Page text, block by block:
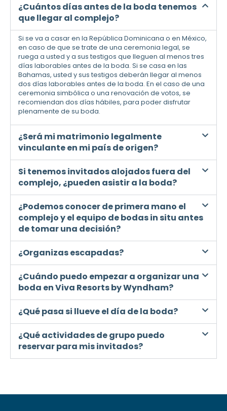
¿Cuántos días antes de la boda tenemos
que llegar al complejo?
Si se va a casar en la República Dominicana o en México,
en caso de que se trate de una ceremonia legal, se
ruega a usted y a sus testigos que lleguen al menos tres
días laborables antes de la boda. Si se casa en las
Bahamas, usted y sus testigos deberán llegar al menos
dos días laborables antes de la boda. En el caso de una
ceremonia simbólica o una renovación de votos, se
recomiendan dos días hábiles, para poder disfrutar
plenamente de su boda.
¿Será mi matrimonio legalmente
vinculante en mi país de origen?
Si tenemos invitados alojados fuera del
complejo, ¿pueden asistir a la boda?
¿Podemos conocer de primera mano el
complejo y el equipo de bodas in situ antes
de tomar una decisión?
¿Organizas escapadas?
¿Cuándo puedo empezar a organizar una
boda en Viva Resorts by Wyndham?
¿Qué pasa si llueve el día de la boda?
¿Qué actividades de grupo puedo
reservar para mis invitados?